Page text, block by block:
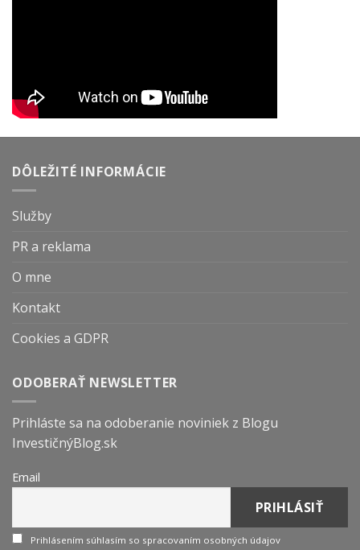
DÔLEŽITÉ INFORMÁCIE
Služby
PR a reklama
O mne
Kontakt
Cookies a GDPR
ODOBERAŤ NEWSLETTER
Prihláste sa na odoberanie noviniek z Blogu
InvestičnýBlog.sk
Email
Prihlásením súhlasím so spracovaním osobných údajov